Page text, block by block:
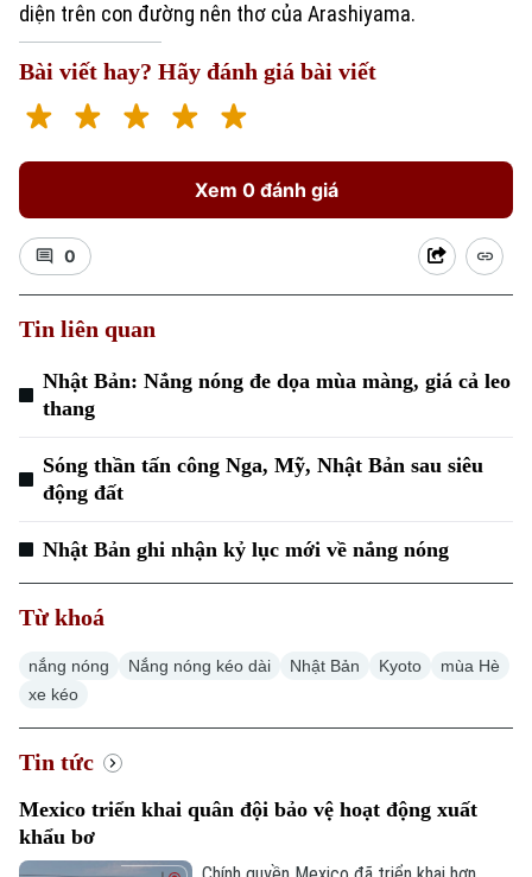
diện trên con đường nên thơ của Arashiyama.
Bài viết hay? Hãy đánh giá bài viết
Xem 0 đánh giá
0
Tin liên quan
Nhật Bản: Nắng nóng đe dọa mùa màng, giá cả leo
thang
Sóng thần tấn công Nga, Mỹ, Nhật Bản sau siêu
động đất
Nhật Bản ghi nhận kỷ lục mới về nắng nóng
Từ khoá
nắng nóng Nắng nóng kéo dài Nhật Bản Kyoto
mùa Hè
xe kéo
Tin tức
Mexico triển khai quân đội bảo vệ hoạt động xuất
khẩu bơ